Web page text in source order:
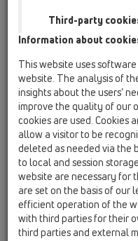
Trapas
DN40/50
sifonu,
tvirtinimas,
121x121mm/
Third-party
Information about
This website uses
website. The analysis of
insights about the users’
improve the quality of our
cookies are used. Cookies
allow a visitor to be
deleted as needed via the
to local and session
website are necessary for
are set on the basis of our
efficient operation of the
with third parties for their
third parties and external